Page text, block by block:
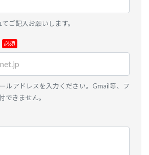
ご記入お願いします。
ルアドレスを入力ください。Gmail等、フ
できません。